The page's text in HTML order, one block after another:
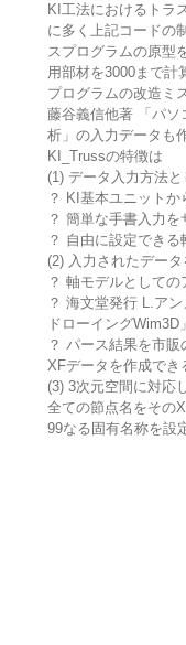
KI工法におけるトラ
に多く上記コードの
スプログラムの原型
用部材を3000まで計
プログラムの改造ミ
藤谷義信他著 「パソ
析」の入力データも
KI_Trussの特徴は
(1) データ入力方法
？ KI基本ユニットか
？ 簡単な手書入力
？ 自由に設定でき
(2) 入力されたデー
？ 軸モデルとしての
？ 海文堂発行 L.ア
ドローイングWim3D
？ パース結果を市
XFデータを作成でき
(3) 3次元空間に対応
全ての節点名をその
99なる固有名称を設